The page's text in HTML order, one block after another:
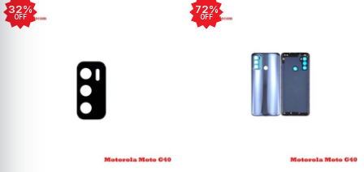
32%
OFF
72%
OFF